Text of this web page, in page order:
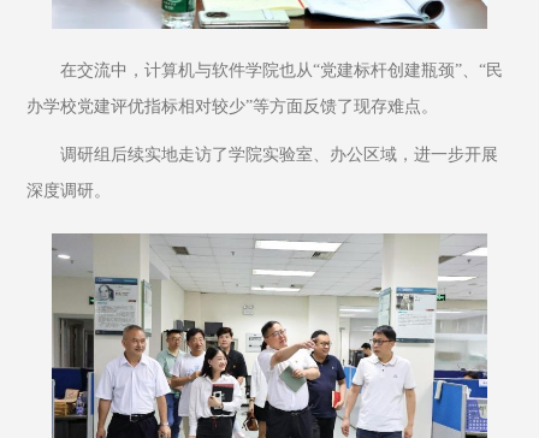
在交流中，计算机与软件学院也从“党建标杆创建瓶颈”、“民
办学校党建评优指标相对较少”等方面反馈了现存难点。
调研组后续实地走访了学院实验室、办公区域，进一步开展
深度调研。